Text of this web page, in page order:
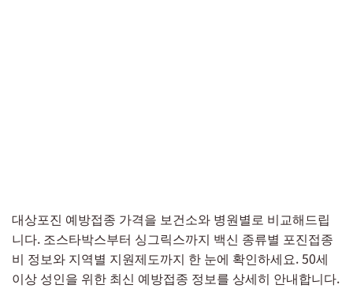
대상포진 예방접종 가격을 보건소와 병원별로 비교해드립
니다. 조스타박스부터 싱그릭스까지 백신 종류별 포진접종
비 정보와 지역별 지원제도까지 한 눈에 확인하세요. 50세
이상 성인을 위한 최신 예방접종 정보를 상세히 안내합니다.